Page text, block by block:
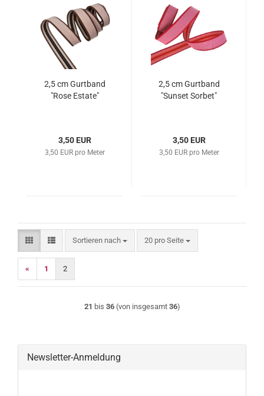
2,5 cm Gurtband
"Rose Estate"
3,50 EUR
3,50 EUR pro Meter
2,5 cm Gurtband
"Sunset Sorbet"
3,50 EUR
3,50 EUR pro Meter
Sortieren nach
Sortieren nach 20 pro Seite
pro Seite
« 1 2
21 bis 36(von insgesamt 36)
Newsletter-Anmeldung